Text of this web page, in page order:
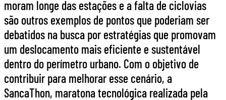
moram longe das estações e a falta de ciclovias
são outros exemplos de pontos que poderiam ser
debatidos na busca por estratégias que promovam
um deslocamento mais eficiente e sustentável
dentro do perímetro urbano. Com o objetivo de
contribuir para melhorar esse cenário, a
SancaThon, maratona tecnológica realizada pela